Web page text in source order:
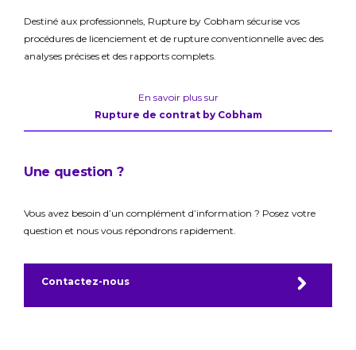
Destiné aux professionnels, Rupture by Cobham sécurise vos
procédures de licenciement et de rupture conventionnelle avec des
analyses précises et des rapports complets.
En savoir plus sur
Rupture de contrat by Cobham
Une question ?
Vous avez besoin d’un complément d’information ? Posez votre
question et nous vous répondrons rapidement.
Contactez-nous